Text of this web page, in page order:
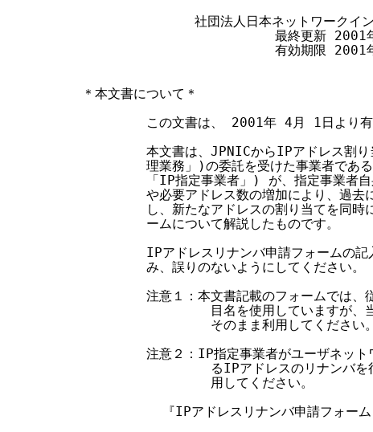
社団法人日本ネットワークイン
最終更新 2001
有効期限 2001
＊本文書について＊
この文書は、 2001年 4月 1日より有
本文書は、JPNICからIPアドレス割り
理業務」)の委託を受けた事業者であ
「IP指定事業者」) が、指定事業者自
や必要アドレス数の増加により、過去
し、新たなアドレスの割り当てを同時
        ームについて解説したものです。
IPアドレスリナンバ申請フォームの記
        み、誤りのないようにしてください。
注意１：本文書記載のフォームでは、
目名を使用していますが、
                そのまま利用してください。
注意２：IP指定事業者がユーザネット
るIPアドレスのリナンバを
                用してください。
『IPアドレスリナンバ申請フォーム